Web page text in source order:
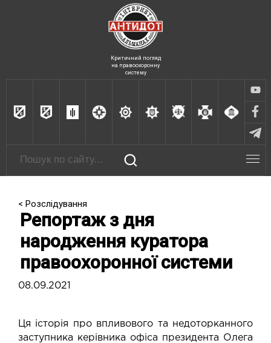
Критичний погляд
на правоохоронну
систему
< Розслідування
Репортаж з дня
народження куратора
правоохоронної системи
08.09.2021
Ця історія про впливового та недоторканного
заступника керівника офіса президента Олега